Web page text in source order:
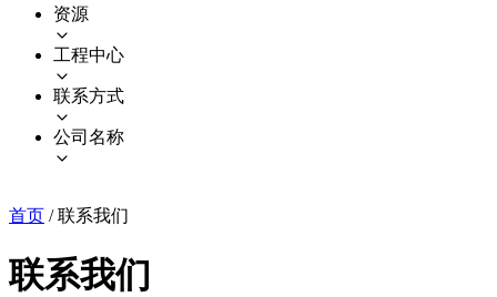
资源
工程中心
联系方式
公司名称
首页 / 联系我们
联系我们